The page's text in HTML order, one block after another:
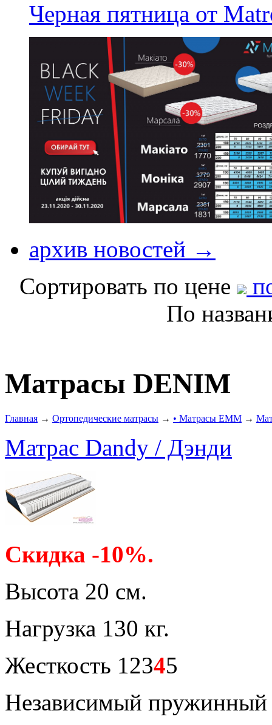
Черная пятница от
архив новостей →
Сортировать по цене
По
Матрасы DENIM
Главная → Ортопедические матрасы → • Матрасы ЕММ →
Матрас Dandy / Дэнди
Скидка -10%.
Высота 20 см.
Нагрузка 130 кг.
Жесткость 12345
Независимый пружинный